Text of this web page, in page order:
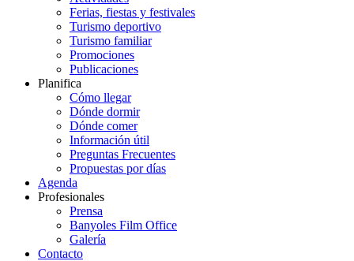
Ferias, fiestas y festivales
Turismo deportivo
Turismo familiar
Promociones
Publicaciones
Planifica
Cómo llegar
Dónde dormir
Dónde comer
Información útil
Preguntas Frecuentes
Propuestas por días
Agenda
Profesionales
Prensa
Banyoles Film Office
Galería
Contacto